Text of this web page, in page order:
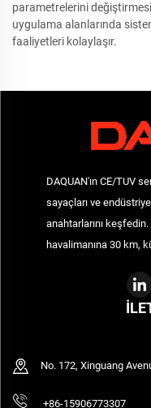
parametrelerini
uygulama alanlarında
faaliyetleri kolaylaşır.
DAQUAN'ın CE/TUV
sayaçları ve
anahtarlarını
havalimanına 30 km,
No. 172, Xinguang
+86-15906773307